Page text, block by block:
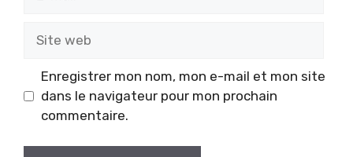
Enregistrer mon nom, mon e-mail et mon site
dans le navigateur pour mon prochain
commentaire.